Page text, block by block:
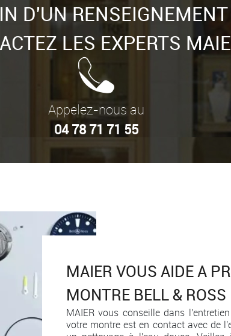
D'UN
LES EXPERTS
Appelez-nous au
04 78 71 71 55
MAIER VOUS AIDE A
MONTRE BELL & ROSS
MAIER vous conseille dans
votre montre est en contact avec de